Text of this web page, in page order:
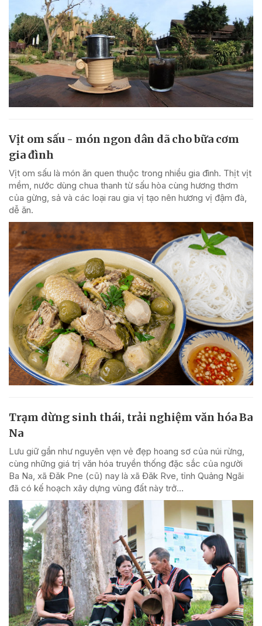
Vịt om sấu - món ngon dân dã cho bữa cơm
gia đình
Vịt om sấu là món ăn quen thuộc trong nhiều gia đình. Thịt vịt
mềm, nước dùng chua thanh từ sấu hòa cùng hương thơm
của gừng, sả và các loại rau gia vị tạo nên hương vị đậm đà,
dễ ăn.
Trạm dừng sinh thái, trải nghiệm văn hóa Ba
Na
Lưu giữ gần như nguyên vẹn vẻ đẹp hoang sơ của núi rừng,
cùng những giá trị văn hóa truyền thống đặc sắc của người
Ba Na, xã Đăk Pne (cũ) nay là xã Đăk Rve, tỉnh Quảng Ngãi
đã có kế hoạch xây dựng vùng đất này trở...